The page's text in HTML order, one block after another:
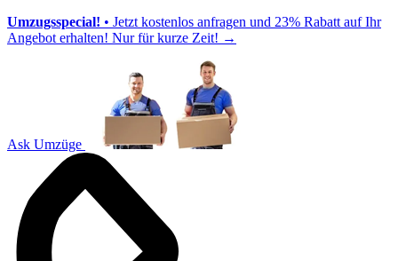
Umzugsspecial! • Jetzt kostenlos anfragen und 23% Rabatt auf Ihr
Angebot erhalten! Nur für kurze Zeit! →
Ask Umzüge